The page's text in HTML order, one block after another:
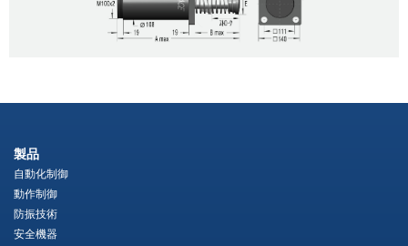
製品
自動化制御
動作制御
防振技術
安全機器